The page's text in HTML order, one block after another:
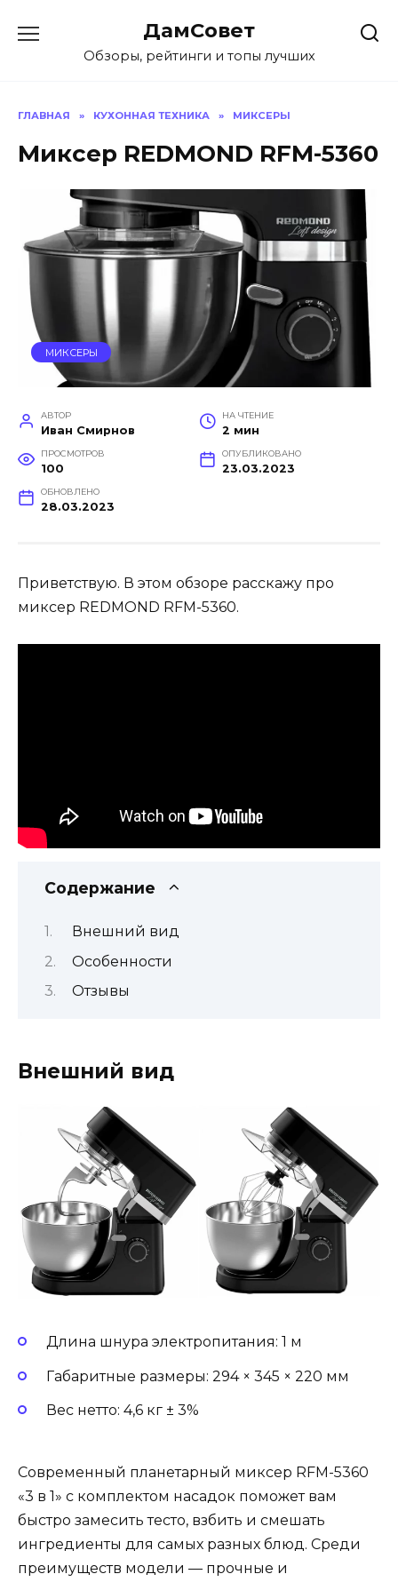
содержанию
ДамСовет
Обзоры, рейтинги и топы лучших
ГЛАВНАЯ » КУХОННАЯ ТЕХНИКА » МИКСЕРЫ
Миксер REDMOND RFM-5360
МИКСЕРЫ
АВТОР
Иван Смирнов
НА ЧТЕНИЕ
2 мин
ПРОСМОТРОВ
100
ОПУБЛИКОВАНО
23.03.2023
ОБНОВЛЕНО
28.03.2023
Приветствую. В этом обзоре расскажу про
миксер REDMOND RFM-5360.
Содержание
Внешний вид
Особенности
Отзывы
Внешний вид
Длина шнура электропитания: 1 м
Габаритные размеры: 294 × 345 × 220 мм
Вес нетто: 4,6 кг ± 3%
Современный планетарный миксер RFM-5360
«3 в 1» с комплектом насадок поможет вам
быстро замесить тесто, взбить и смешать
ингредиенты для самых разных блюд. Среди
преимуществ модели — прочные и